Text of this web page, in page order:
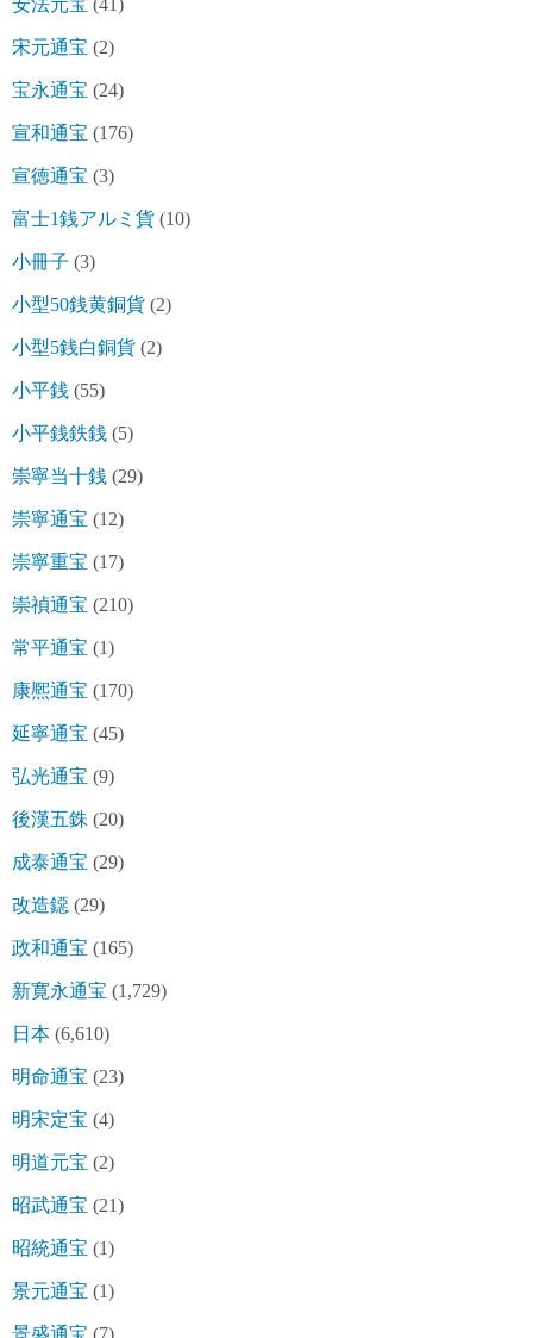
安法元宝 (41)
宋元通宝 (2)
宝永通宝 (24)
宣和通宝 (176)
宣徳通宝 (3)
富士1銭アルミ貨 (10)
小冊子 (3)
小型50銭黄銅貨 (2)
小型5銭白銅貨 (2)
小平銭 (55)
小平銭鉄銭 (5)
崇寧当十銭 (29)
崇寧通宝 (12)
崇寧重宝 (17)
崇禎通宝 (210)
常平通宝 (1)
康熈通宝 (170)
延寧通宝 (45)
弘光通宝 (9)
後漢五銖 (20)
成泰通宝 (29)
改造鐚 (29)
政和通宝 (165)
新寛永通宝 (1,729)
日本 (6,610)
明命通宝 (23)
明宋定宝 (4)
明道元宝 (2)
昭武通宝 (21)
昭統通宝 (1)
景元通宝 (1)